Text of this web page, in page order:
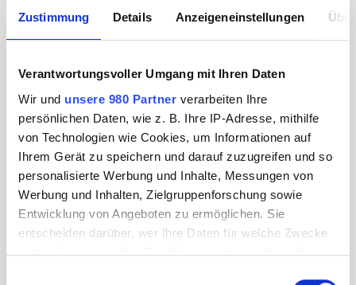
Zustimmung Details Anzeigeneinstellungen
Verantwortungsvoller Umgang mit Ihren Daten
Wir und unsere 980 Partner verarbeiten Ihre
persönlichen Daten, wie z. B. Ihre IP-Adresse, mithilfe
von Technologien wie Cookies, um Informationen auf
Ihrem Gerät zu speichern und darauf zuzugreifen und so
personalisierte Werbung und Inhalte, Messungen von
Werbung und Inhalten, Zielgruppenforschung sowie
Entwicklung von Angeboten zu ermöglichen. Sie
entscheiden darüber, wer Ihre Daten für welche Zwecke
nutzt. Sie können Ihre Einwilligung jederzeit über die
ONLINE MARKETING
Growth Hacking: Die
Revolution des Inbound-
Marketings
Ausgehend von dem Wandel des
Verkäufermarktes zum Käufermarkt befinden wir
uns heutzutage in einer Phase des
Hyperwettbewerbs. Eine hohe Marktsättigung,
verkürzte Produktlebenszyklen, schnelllebige
Trends sowie eine sinkende Marken- und…
Weiterlesen